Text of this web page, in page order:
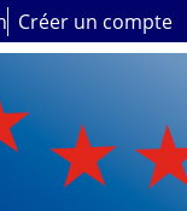
Créer un compte